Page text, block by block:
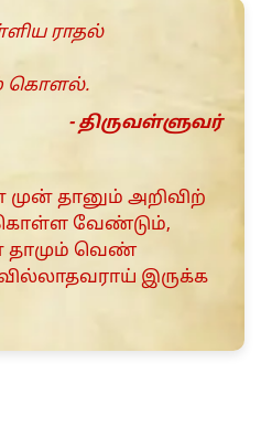
ராதல்
கொளல்.
- திருவள்ளுவர்
முன் தானும் அறிவிற்
கொள்ள வேண்டும்,
தாமும் வெண்
இருக்க